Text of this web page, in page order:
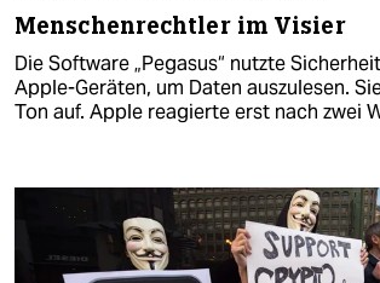
Menschenrechtler im Visier
Die Software „Pegasus“ nutzte
Apple-Geräten, um Daten auszulesen.
Ton auf. Apple reagierte erst nach zwei